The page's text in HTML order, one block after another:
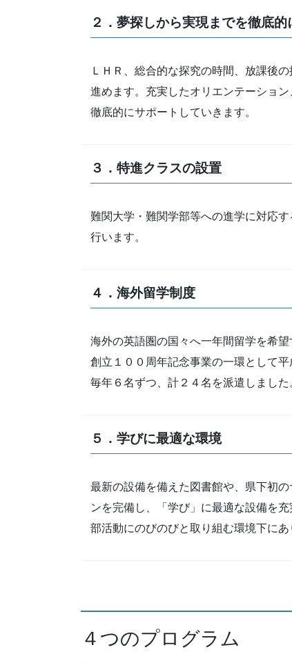
２．夢探しから実現までを徹底的
ＬＨＲ、総合的な探究の時間、放課後
進めます。充実したオリエンテーショ
徹底的にサポートしていきます。
３．特進クラスの設置
難関大学・難関学部等への進学に対応
行います。
４．海外留学制度
海外の英語圏の国々へ一年間留学を希
創立１００周年記念事業の一環として
毎年６名ずつ、計２４名を派遣しまし
５．学びに最適な環境
最新の設備を備えた図書館や、県下初
ンを完備し、「学び」に最適な設備を
部活動にのびのびと取り組む環境下にあ
４つのプログラム